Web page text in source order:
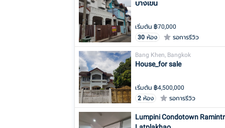
บางเขน
เริ่มต้น ฿70,000
30 ห้อง รอการรีวิว
Bang Khen, Bangkok
House_for sale
เริ่มต้น ฿4,500,000
2 ห้อง รอการรีวิว
Lumpini Condotown